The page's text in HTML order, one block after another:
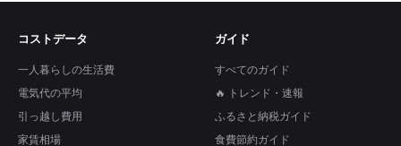
コストデータ
一人暮らしの生活費
電気代の平均
引っ越し費用
家賃相場
ガイド
すべてのガイド
🔥 トレンド・速報
ふるさと納税ガイド
食費節約ガイド